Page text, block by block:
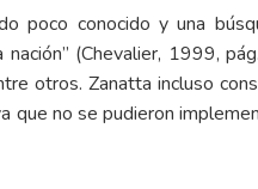
poco conocido y una
(Chevalier, 1999,
otros. Zanatta incluso
no se pudieron